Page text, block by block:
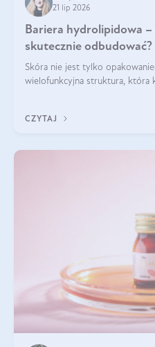
21 lip 2026
Bariera hydrolipidowa –
skutecznie odbudować?
Skóra nie jest tylko
wielofunkcyjna struktura, która
bariera hydrolipidowa.
CZYTAJ